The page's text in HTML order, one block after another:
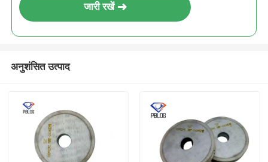
प्रस्तुत
जारी रखें
अनुशंसित उत्पाद